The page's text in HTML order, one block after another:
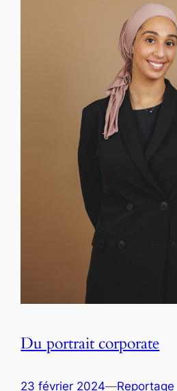
Du portrait corporate
23 février 2024—Reportage